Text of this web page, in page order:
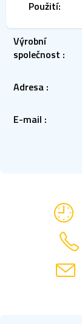
Použití:
Výrobní
společnost :
Adresa :
E-mail :